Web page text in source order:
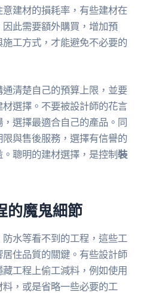
建材的損耗率，有些建材在
此需要額外購買，增加預
工方式，才能避免不必要的
清楚自己的預算上限，並要
選擇。不要被設計師的花言
選擇最適合自己的產品。同
與售後服務，選擇有信譽的
聰明的建材選擇，是控制裝
的魔鬼細節
水等看不到的工程，這些工
住品質的關鍵。有些設計師
工程上偷工減料，例如使用
，或是省略一些必要的工